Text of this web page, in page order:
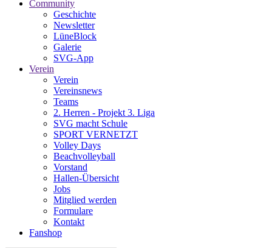
Community
Geschichte
Newsletter
LüneBlock
Galerie
SVG-App
Verein
Verein
Vereinsnews
Teams
2. Herren - Projekt 3. Liga
SVG macht Schule
SPORT VERNETZT
Volley Days
Beachvolleyball
Vorstand
Hallen-Übersicht
Jobs
Mitglied werden
Formulare
Kontakt
Fanshop